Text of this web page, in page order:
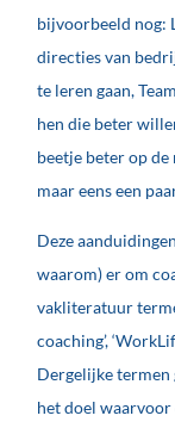
bijvoorbeeld nog:
directies van
te leren gaan,
hen die beter
beetje beter op
maar eens een
Deze
waarom) er om
vakliteratuur
coaching’,
Dergelijke termen
het doel waarvoor